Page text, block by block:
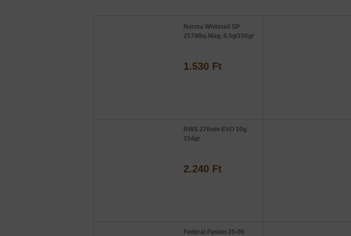
Norma Whitetail SP
257Wby.Mag. 6,5g/100gr
1.530 Ft
RWS 270win EVO 10g
154gr
2.240 Ft
Federal Fusion 25-06